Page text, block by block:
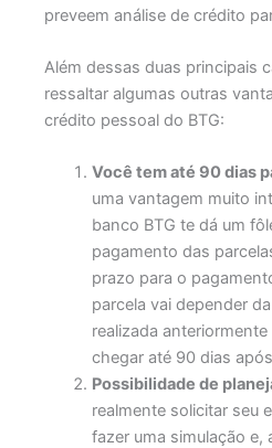
preveem análise de crédito
Além dessas duas principais
ressaltar algumas outras
crédito pessoal do BTG:
Você tem até 90 dias
uma vantagem muito
banco BTG te dá um
pagamento das
prazo para o
parcela vai depender
realizada
chegar até 90 dias
Possibilidade de
realmente solicitar seu
fazer uma simulação